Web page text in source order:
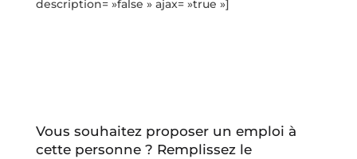
description= »false » ajax= »true »]
Vous souhaitez proposer un emploi à
cette personne ? Remplissez le